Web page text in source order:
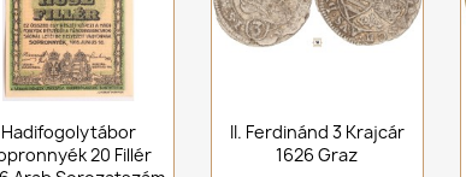
Hadifogolytábor
20 Fillér
II. Ferdinánd 3 Krajcár
1626 Graz